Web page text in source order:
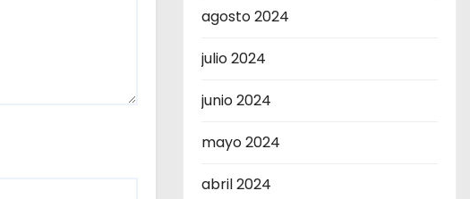
agosto 2024
julio 2024
junio 2024
mayo 2024
abril 2024